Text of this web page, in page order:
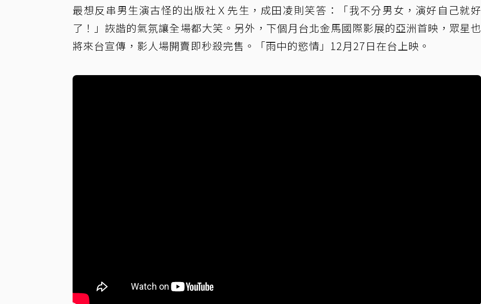
最想反串男生演古怪的出版社Ｘ先生，成田凌則笑答：「我不分男女，演好自己就好
了！」詼諧的氣氛讓全場都大笑。另外，下個月台北金馬國際影展的亞洲首映，眾星也
將來台宣傳，影人場開賣即秒殺完售。「雨中的慾情」12月27日在台上映。